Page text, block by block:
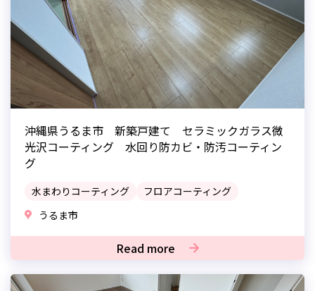
沖縄県うるま市 新築戸建て セラミックガラス微
光沢コーティング 水回り防カビ・防汚コーティン
グ
水まわりコーティング
フロアコーティング
うるま市
Read more